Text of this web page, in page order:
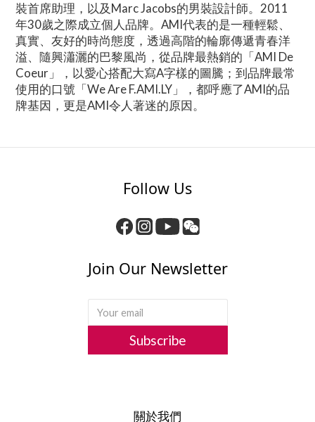
裝首席助理，以及Marc Jacobs的男裝設計師。2011
年30歲之際成立個人品牌。AMI代表的是一種輕鬆、
真實、友好的時尚態度，透過高階的輪廓傳遞青春洋
溢、隨興瀟灑的巴黎風尚，從品牌最熱銷的「AMI De
Coeur」，以愛心搭配大寫A字樣的圖騰；到品牌最常
使用的口號「We Are F.AMI.LY」，都呼應了AMI的品
牌基因，更是AMI令人著迷的原因。
Follow Us
Join Our Newsletter
Subscribe
關於我們